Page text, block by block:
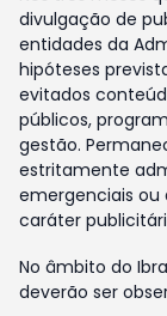
divulgação de
entidades da
hipóteses
evitados
públicos,
gestão.
estritamente
emergenciais ou
caráter
No âmbito do
deverão ser